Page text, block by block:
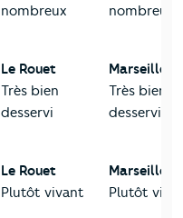
nombreux nombreux
Le Rouet
Très bien
desservi
Marseille 8
Très bien
desservi
Le Rouet
Plutôt vivant
Marseille 8
Plutôt